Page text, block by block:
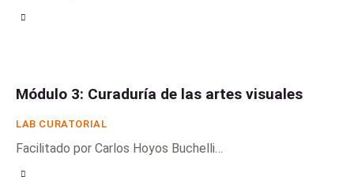
Módulo 3: Curaduría de las artes visuales
LAB CURATORIAL
Facilitado por Carlos Hoyos Buchelli…